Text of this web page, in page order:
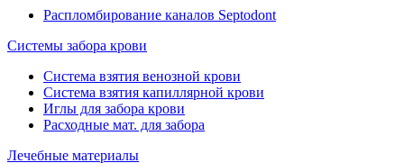
Распломбирование каналов Septodont
Системы забора крови
Система взятия венозной крови
Система взятия капиллярной крови
Иглы для забора крови
Расходные мат. для забора
Лечебные материалы